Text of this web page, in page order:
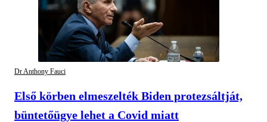
Dr Anthony Fauci
Első körben elmeszelték Biden protezsáltját,
büntetőügye lehet a Covid miatt